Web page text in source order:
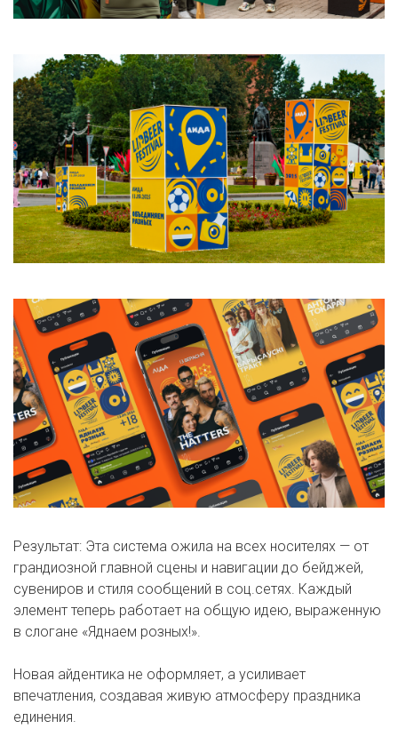
Результат: Эта система ожила на всех носителях — от
грандиозной главной сцены и навигации до бейджей,
сувениров и стиля сообщений в соц.сетях. Каждый
элемент теперь работает на общую идею, выраженную
в слогане «Яднаем розных!».
Новая айдентика не оформляет, а усиливает
впечатления, создавая живую атмосферу праздника
единения.